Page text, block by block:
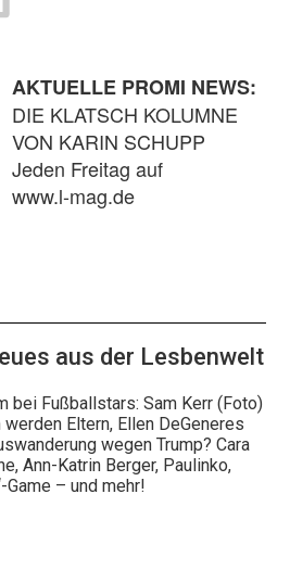
AKTUELLE PROMI NEWS:
DIE KLATSCH KOLUMNE
VON KARIN SCHUPP
Jeden Freitag auf
www.l-mag.de
aus der Lesbenwelt
bei Fußballstars: Sam Kerr (Foto)
werden Eltern, Ellen DeGeneres
wegen Trump? Cara
Ann-Katrin Berger, Paulinko,
Game – und mehr!
und online-
wir das hin! Helft uns, damit
einfach sind. Journalismus,